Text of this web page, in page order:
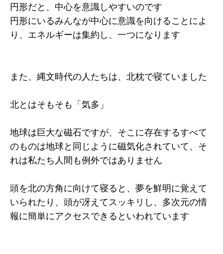
円形だと、中心を意識しやすいのです
円形にいるみんなが中心に意識を向けることによ
り、エネルギーは集約し、一つになります
また、縄文時代の人たちは、北枕で寝ていました
北とはそもそも「気多」
地球は巨大な磁石ですが、そこに存在するすべて
のものは地球と同じように磁気化されていて、そ
れは私たち人間も例外ではありません
頭を北の方角に向けて寝ると、夢を鮮明に覚えて
いられたり、頭が冴えてスッキリし、多次元の情
報に簡単にアクセスできるといわれています